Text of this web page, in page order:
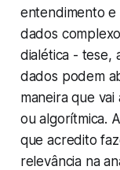
entendimento
dados
dialética - tese,
dados podem
maneira que vai
ou algorítmica.
que acredito
relevância na